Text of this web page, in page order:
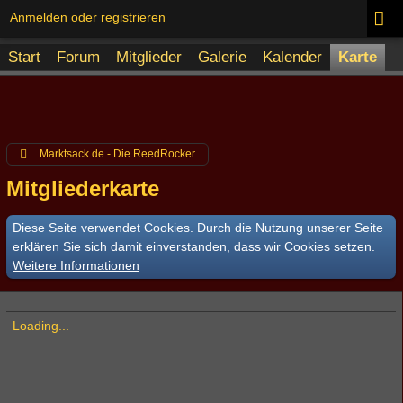
Anmelden oder registrieren
Start Forum Mitglieder Galerie Kalender Karte
Marktsack.de - Die ReedRocker
Mitgliederkarte
Diese Seite verwendet Cookies. Durch die Nutzung unserer Seite
erklären Sie sich damit einverstanden, dass wir Cookies setzen.
Weitere Informationen
Loading...